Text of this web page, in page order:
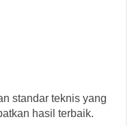
standar teknis yang
hasil terbaik.